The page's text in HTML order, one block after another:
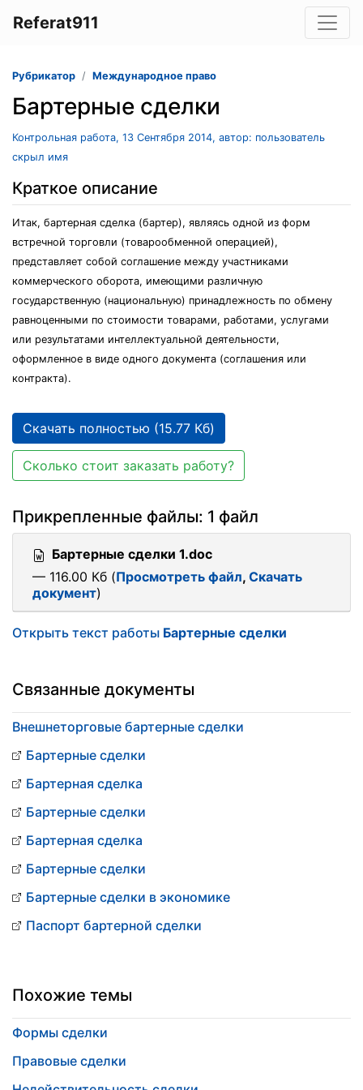
Referat911
Рубрикатор Международное право
Бартерные сделки
Контрольная работа, 13 Сентября 2014, автор: пользователь
скрыл имя
Краткое описание
Итак, бартерная сделка (бартер), являясь одной из форм
встречной торговли (товарообменной операцией),
представляет собой соглашение между участниками
коммерческого оборота, имеющими различную
государственную (национальную) принадлежность по обмену
равноценными по стоимости товарами, работами, услугами
или результатами интеллектуальной деятельности,
оформленное в виде одного документа (соглашения или
контракта).
Скачать полностью (15.77 Кб)
Сколько стоит заказать работу?
Прикрепленные файлы: 1 файл
Бартерные сделки 1.doc
— 116.00 Кб (Просмотреть файл, Скачать
документ)
Открыть текст работы Бартерные сделки
Связанные документы
Внешнеторговые бартерные сделки
Бартерные сделки
Бартерная сделка
Бартерные сделки
Бартерная сделка
Бартерные сделки
Бартерные сделки в экономике
Паспорт бартерной сделки
Похожие темы
Формы сделки
Правовые сделки